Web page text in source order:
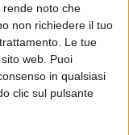
rende noto che
non richiedere il tuo
Le tue
web. Puoi
in qualsiasi
clic sul pulsante
Bologna
Musica, Roma